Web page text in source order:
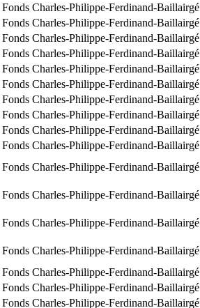
Fonds Charles-Philippe-Ferdinand-Baillairgé
Fonds Charles-Philippe-Ferdinand-Baillairgé
Fonds Charles-Philippe-Ferdinand-Baillairgé
Fonds Charles-Philippe-Ferdinand-Baillairgé
Fonds Charles-Philippe-Ferdinand-Baillairgé
Fonds Charles-Philippe-Ferdinand-Baillairgé
Fonds Charles-Philippe-Ferdinand-Baillairgé
Fonds Charles-Philippe-Ferdinand-Baillairgé
Fonds Charles-Philippe-Ferdinand-Baillairgé
Fonds Charles-Philippe-Ferdinand-Baillairgé
Fonds Charles-Philippe-Ferdinand-Baillairgé
Fonds Charles-Philippe-Ferdinand-Baillairgé
Fonds Charles-Philippe-Ferdinand-Baillairgé
Fonds Charles-Philippe-Ferdinand-Baillairgé
Fonds Charles-Philippe-Ferdinand-Baillairgé
Fonds Charles-Philippe-Ferdinand-Baillairgé
Fonds Charles-Philippe-Ferdinand-Baillairgé